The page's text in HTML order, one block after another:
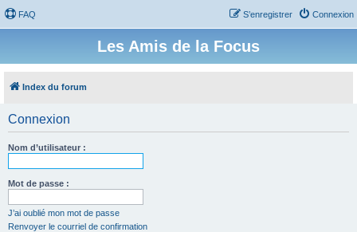
FAQ Connexion
S’enregistrer
Les Amis de la Focus
Index du forum
Connexion
Nom d’utilisateur :
Mot de passe :
J’ai oublié mon mot de passe
Renvoyer le courriel de confirmation